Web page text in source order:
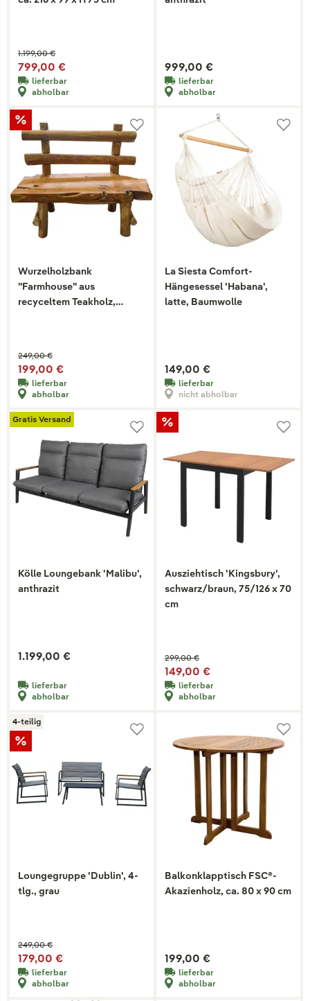
1.199,00 €
799,00 €
lieferbar
abholbar
999,00 €
lieferbar
abholbar
Wurzelholzbank
"Farmhouse" aus
recyceltem Teakholz,
249,00 €
199,00 €
lieferbar
abholbar
La Siesta Comfort-
Hängesessel 'Habana',
latte, Baumwolle
149,00 €
lieferbar
nicht abholbar
Gratis Versand
Kölle Loungebank 'Malibu',
anthrazit
1.199,00 €
lieferbar
abholbar
Ausziehtisch 'Kingsbury',
schwarz/braun, 75/126 x 70
cm
299,00 €
149,00 €
lieferbar
abholbar
4-teilig
Loungegruppe 'Dublin', 4-
tlg., grau
249,00 €
179,00 €
lieferbar
abholbar
Balkonklapptisch FSC®-
Akazienholz, ca. 80 x 90 cm
199,00 €
lieferbar
abholbar